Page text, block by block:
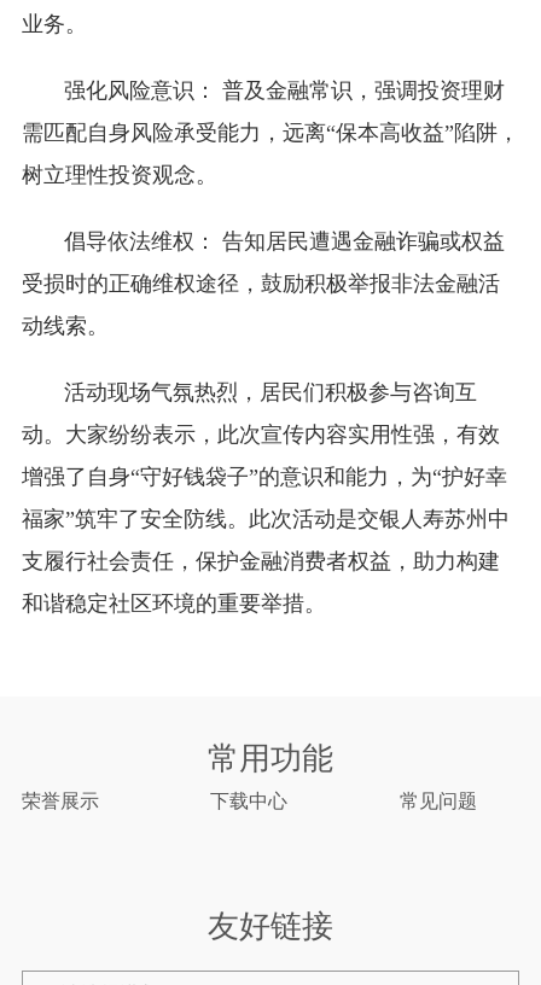
业务。
强化风险意识：
普及金融常识，强调投资理财
需匹配自身风险承受能力，远离“保本高收益”陷阱，
树立理性投资观念。
倡导依法维权： 告知居民遭遇金融诈骗或权益
受损时的正确维权途径，鼓励积极举报非法金融活
动线索。
活动现场气氛热烈，居民们积极参与咨询互
动。大家纷纷表示，此次宣传内容实用性强，有效
增强了自身“守好钱袋子”的意识和能力，为“护好幸
福家”筑牢了安全防线。此次活动是交银人寿苏州中
支履行社会责任，保护金融消费者权益，助力构建
和谐稳定社区环境的重要举措。
常用功能
荣誉展示 下载中心 常见问题
友好链接